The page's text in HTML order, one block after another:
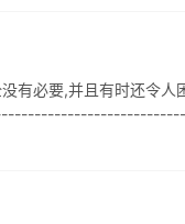
有必要,并且有时还令